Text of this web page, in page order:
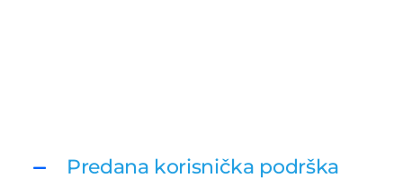
Predana korisnička podrška